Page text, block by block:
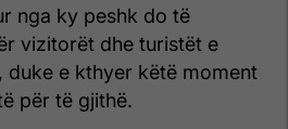
nga ky peshk do të
vizitorët dhe turistët e
duke e kthyer këtë moment
për të gjithë.